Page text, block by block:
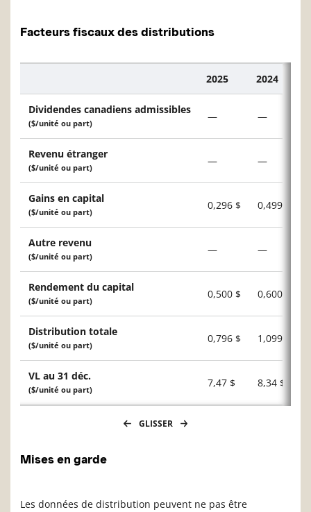
Facteurs fiscaux des distributions
2025 2024
Dividendes canadiens admissibles
($/unité ou part)
— —
Revenu étranger
($/unité ou part)
— —
Gains en capital
($/unité ou part)
0,296 $ 0,499 $
Autre revenu
($/unité ou part)
— —
Rendement du capital
($/unité ou part)
0,500 $ 0,600 $
Distribution totale
($/unité ou part)
0,796 $ 1,099 $
VL au 31 déc.
($/unité ou part)
7,47 $ 8,34 $
GLISSER
Mises en garde
Les données de distribution peuvent ne pas être